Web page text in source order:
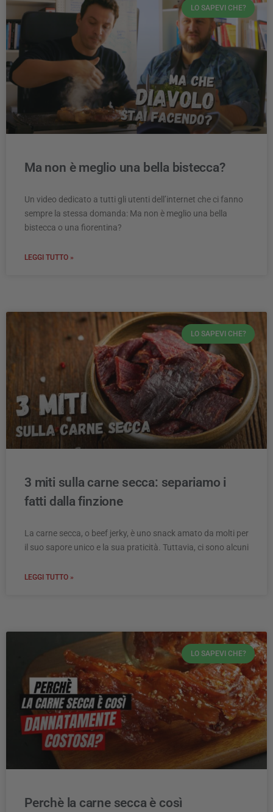
LO SAPEVI CHE?
Ma non è meglio una bella bistecca?
Un video dedicato a tutti gli utenti dell’internet che ci fanno
sempre la stessa domanda: Ma non è meglio una bella
bistecca o una fiorentina?
LEGGI TUTTO »
LO SAPEVI CHE?
3 miti sulla carne secca: separiamo i
fatti dalla finzione
La carne secca, o beef jerky, è uno snack amato da molti per
il suo sapore unico e la sua praticità. Tuttavia, ci sono alcuni
LEGGI TUTTO »
LO SAPEVI CHE?
Perchè la carne secca è così